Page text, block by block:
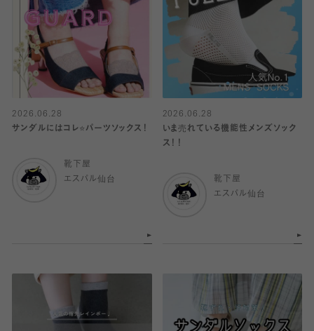
2026.06.28
サンダルにはコレ⭐️パーツソックス！
靴下屋
エスパル仙台
2026.06.28
いま売れている機能性メンズソック
ス！！
靴下屋
エスパル仙台